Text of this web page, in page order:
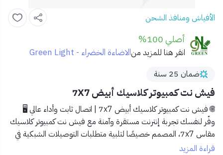
الأفياش ومنافذ الشحن
أصلي 100%
انقر هنا للمزيد منالاضاءة الخضراء - Green Light
ضمان 25 سنة
فيش نت كمبيوتر كلاسيك أبيض 7X7
🌐 فيش نت كمبيوتر كلاسيك أبيض 7x7 | اتصال ثابت وأداء عالي 🖥️
وفّر لنفسك تجربة إنترنت مستقرة وآمنة مع فيش نت كمبيوتر كلاسيك
مقاس 7x7
، المصمم خصيصًا لتلبية متطلبات التوصيلات الشبكية في
المنازل والمكاتب باحترافية.
قراءة المزيد